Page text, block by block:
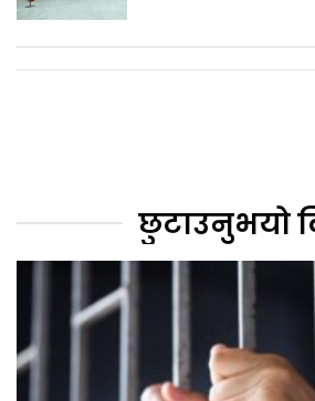
छुटाउनुभयो